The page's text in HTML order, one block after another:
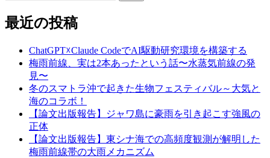
最近の投稿
ChatGPT☓Claude CodeでAI駆動研究環境を構築する
梅雨前線、実は2本あったという話〜水蒸気前線の発
見〜
冬のスマトラ沖で起きた生物フェスティバル～大気と
海のコラボ！
【論文出版報告】ジャワ島に豪雨を引き起こす強風の
正体
【論文出版報告】東シナ海での高頻度観測が解明した
梅雨前線帯の大雨メカニズム